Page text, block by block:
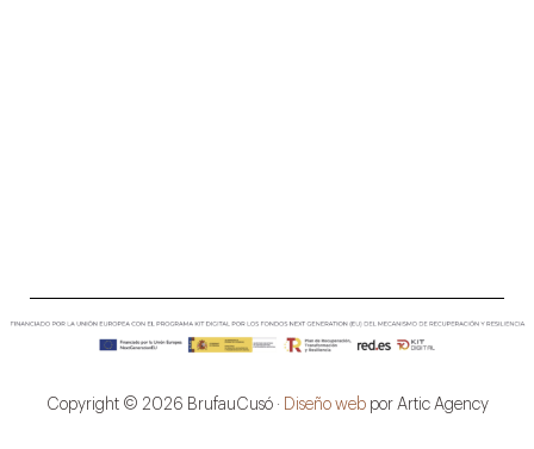
Copyright © 2026 BrufauCusó · Diseño webpor Artic Agency